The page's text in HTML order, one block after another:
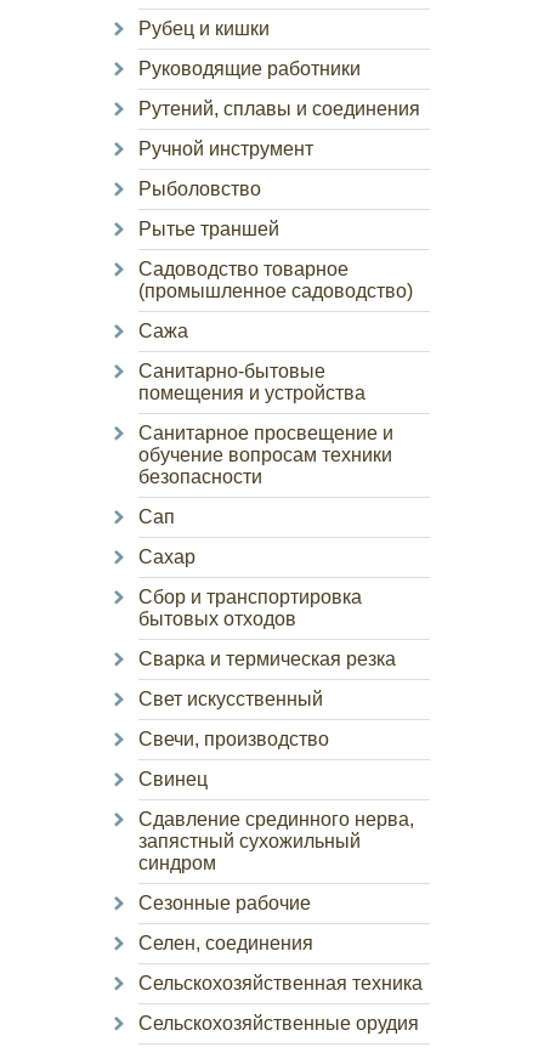
Рубец и кишки
Руководящие работники
Рутений, сплавы и соединения
Ручной инструмент
Рыболовство
Рытье траншей
Садоводство товарное
(промышленное садоводство)
Сажа
Санитарно-бытовые
помещения и устройства
Санитарное просвещение и
обучение вопросам техники
безопасности
Сап
Сахар
Сбор и транспортировка
бытовых отходов
Сварка и термическая резка
Свет искусственный
Свечи, производство
Свинец
Сдавление срединного нерва,
запястный сухожильный
синдром
Сезонные рабочие
Селен, соединения
Сельскохозяйственная техника
Сельскохозяйственные орудия